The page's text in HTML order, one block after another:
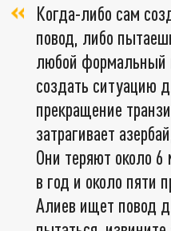
Когда-либо сам
повод, либо
любой формальный
создать ситуацию
прекращение
затрагивает
Они теряют около
в год и около пяти
Алиев ищет повод